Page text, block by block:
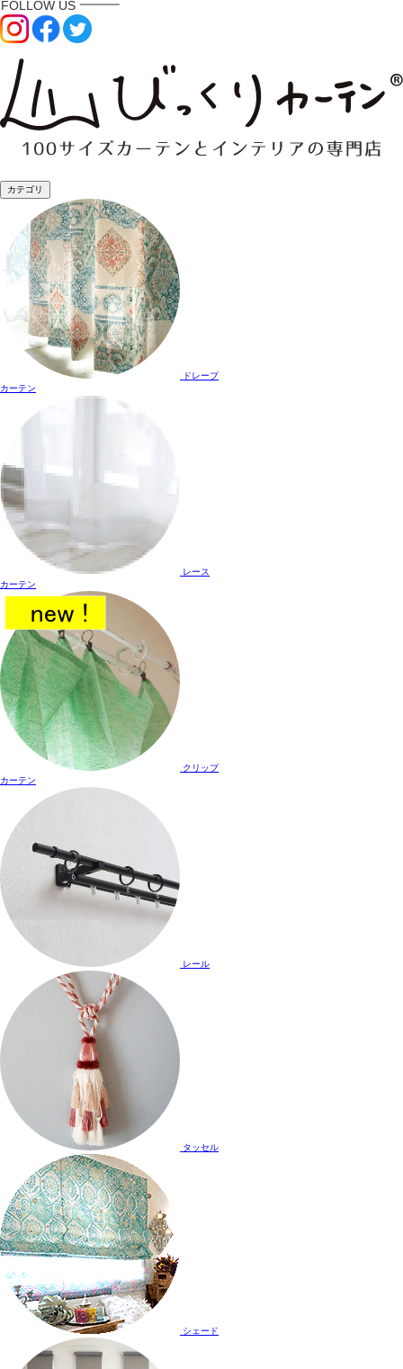
カテゴリ
ドレープ
カーテン
レース
カーテン
クリップ
カーテン
レール
タッセル
シェード